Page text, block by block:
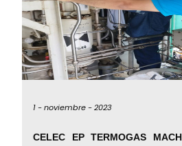
1 -noviembre -2023
CELEC EP TERMOGAS